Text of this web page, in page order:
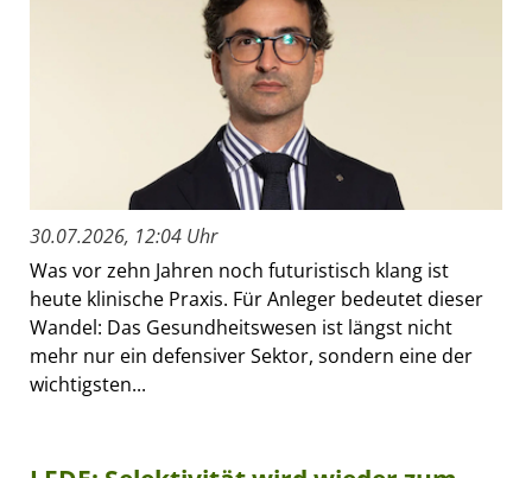
30.07.2026, 12:04 Uhr
Was vor zehn Jahren noch futuristisch klang ist
heute klinische Praxis. Für Anleger bedeutet dieser
Wandel: Das Gesundheitswesen ist längst nicht
mehr nur ein defensiver Sektor, sondern eine der
wichtigsten...